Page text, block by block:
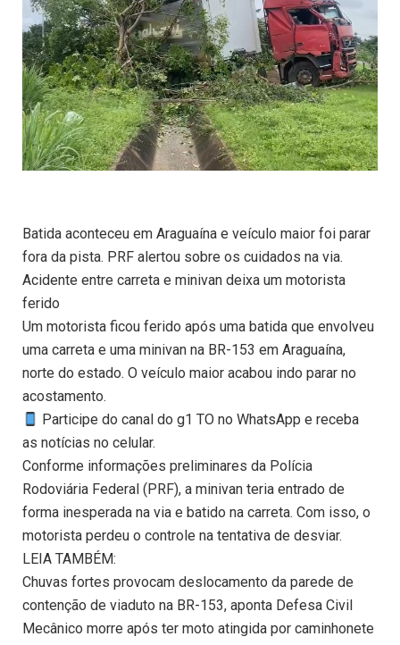
Batida aconteceu em Araguaína e veículo maior foi parar
fora da pista. PRF alertou sobre os cuidados na via.
Acidente entre carreta e minivan deixa um motorista
ferido
Um motorista ficou ferido após uma batida que envolveu
uma carreta e uma minivan na BR-153 em Araguaína,
norte do estado. O veículo maior acabou indo parar no
acostamento.
Participe do canal do g1 TO no WhatsApp e receba
as notícias no celular.
Conforme informações preliminares da Polícia
Rodoviária Federal (PRF), a minivan teria entrado de
forma inesperada na via e batido na carreta. Com isso, o
motorista perdeu o controle na tentativa de desviar.
LEIA TAMBÉM:
Chuvas fortes provocam deslocamento da parede de
contenção de viaduto na BR-153, aponta Defesa Civil
Mecânico morre após ter moto atingida por caminhonete